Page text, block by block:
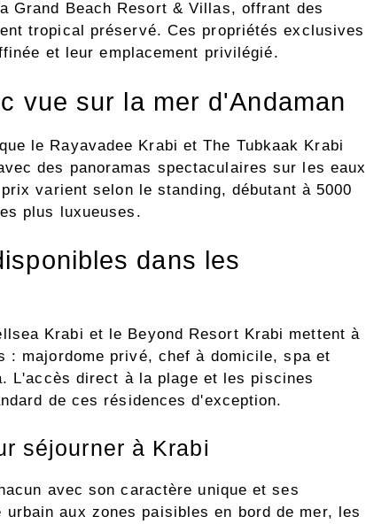
Grand Beach Resort & Villas, offrant des
tropical préservé. Ces propriétés exclusives
et leur emplacement privilégié.
vue sur la mer d'Andaman
le Rayavadee Krabi et The Tubkaak Krabi
des panoramas spectaculaires sur les eaux
varient selon le standing, débutant à 5000
plus luxueuses.
dans les
Krabi et le Beyond Resort Krabi mettent à
: majordome privé, chef à domicile, spa et
L'accès direct à la plage et les piscines
de ces résidences d'exception.
séjourner à Krabi
avec son caractère unique et ses
aux zones paisibles en bord de mer, les